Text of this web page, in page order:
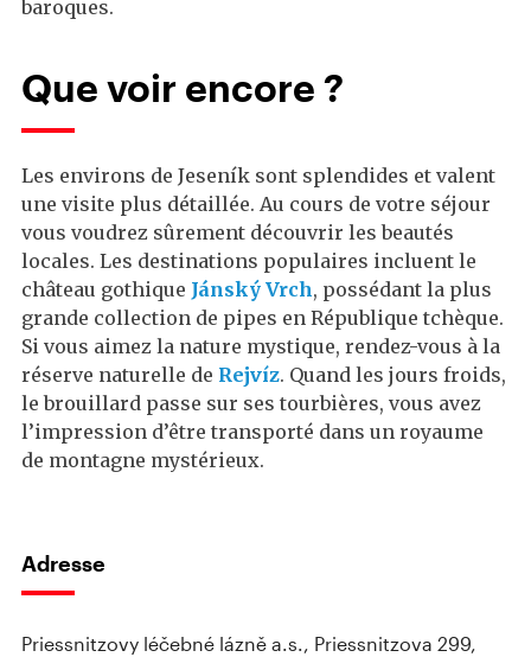
baroques.
Que voir encore ?
Les environs de Jeseník sont splendides et valent
une visite plus détaillée. Au cours de votre séjour
vous voudrez sûrement découvrir les beautés
locales. Les destinations populaires incluent le
château gothique Jánský Vrch, possédant la plus
grande collection de pipes en République tchèque.
Si vous aimez la nature mystique, rendez-vous à la
réserve naturelle de Rejvíz. Quand les jours froids,
le brouillard passe sur ses tourbières, vous avez
l’impression d’être transporté dans un royaume
de montagne mystérieux.
Adresse
Priessnitzovy léčebné lázně a.s., Priessnitzova 299,